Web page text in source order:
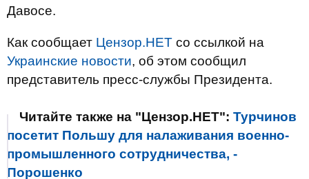
Давосе.
Как сообщает Цензор.НЕТ со ссылкой на
Украинские новости, об этом сообщил
представитель пресс-службы Президента.
Читайте также на "Цензор.НЕТ": Турчинов
посетит Польшу для налаживания военно-
промышленного сотрудничества, -
Порошенко